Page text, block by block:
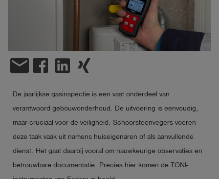
shieldRegistratie
email
De jaarlijkse gasinspectie is een vast onderdeel van
verantwoord gebouwonderhoud. De uitvoering is eenvoudig,
maar cruciaal voor de veiligheid. Schoorsteenvegers voeren
deze taak vaak uit namens huiseigenaren of als aanvullende
dienst. Het gaat daarbij vooral om nauwkeurige observaties en
betrouwbare documentatie. Precies hier komen de TONI-